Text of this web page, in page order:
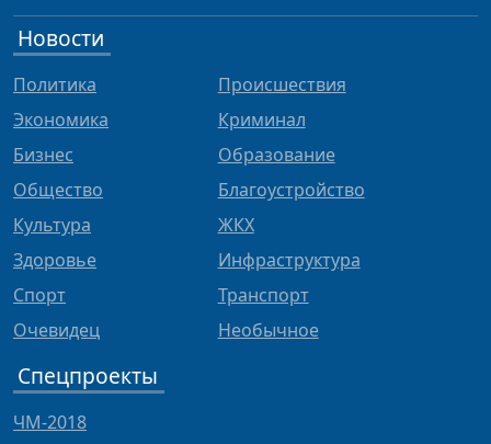
Новости
Политика
Экономика
Бизнес
Общество
Культура
Здоровье
Спорт
Очевидец
Происшествия
Криминал
Образование
Благоустройство
ЖКХ
Инфраструктура
Транспорт
Необычное
Спецпроекты
ЧМ-2018